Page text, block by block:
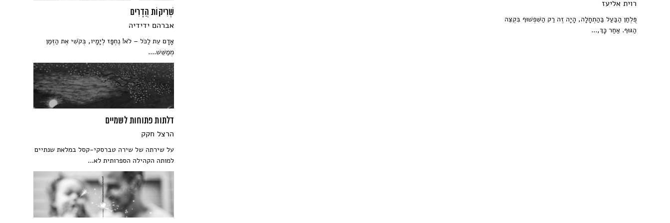
שְׁרִיקוֹת הֲדָרִים
אברהם ידידיה
אָדָם עֵת לַכֹּל – לֹא! נֶחְפָּז לְיָמָיו, בְּקֹשִׁי אֶת הַזְּמַן
מְמַשֵּׁשׁ....
דלתות פתוחות לשמיים
הרצל חקק
על שירתה של שירה טברסקי-קסל במלאת שנתיים
למותה הקהילה הספרותית לא...
רוית אליעז
פֻּלְחַן הַבַּעַל בַּהַתְחָלָה, הָיָה זֶה רַק הַשִּׁפְשׁוּף בִּקְצֵה
הַגּוּף. אַחַר כָּךְ,...